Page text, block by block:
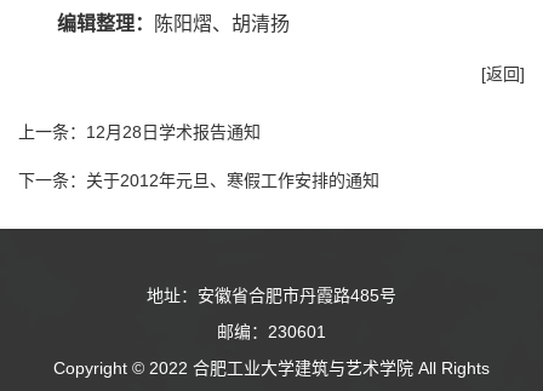
编辑整理： 陈阳熠、胡清扬
[返回]
上一条： 12月28日学术报告通知
下一条： 关于2012年元旦、寒假工作安排的通知
地址：安徽省合肥市丹霞路485号
邮编：230601
Copyright © 2022 合肥工业大学建筑与艺术学院 All Rights